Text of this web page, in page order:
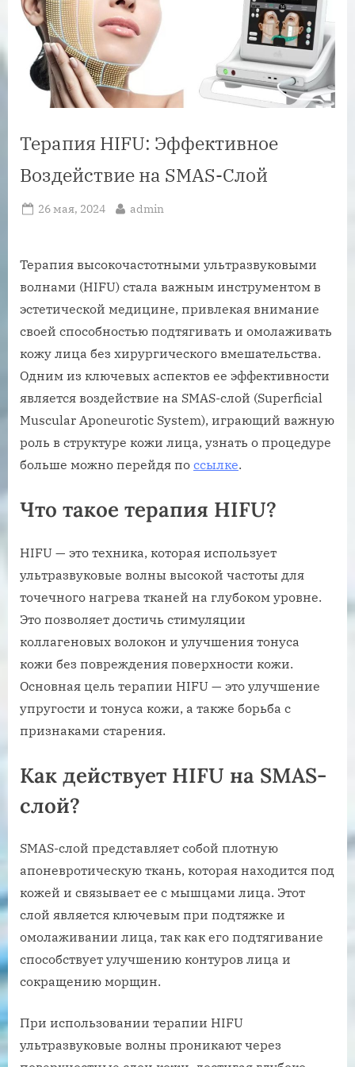
Терапия HIFU: Эффективное
Воздействие на SMAS-Слой
Posted
26 мая, 2024 By
admin
Терапия высокочастотными ультразвуковыми
волнами (HIFU) стала важным инструментом в
эстетической медицине, привлекая внимание
своей способностью подтягивать и омолаживать
кожу лица без хирургического вмешательства.
Одним из ключевых аспектов ее эффективности
является воздействие на SMAS-слой (Superficial
Muscular Aponeurotic System), играющий важную
роль в структуре кожи лица, узнать о процедуре
больше можно перейдя по ссылке.
Что такое терапия HIFU?
HIFU — это техника, которая использует
ультразвуковые волны высокой частоты для
точечного нагрева тканей на глубоком уровне.
Это позволяет достичь стимуляции
коллагеновых волокон и улучшения тонуса
кожи без повреждения поверхности кожи.
Основная цель терапии HIFU — это улучшение
упругости и тонуса кожи, а также борьба с
признаками старения.
Как действует HIFU на SMAS-
слой?
SMAS-слой представляет собой плотную
апоневротическую ткань, которая находится под
кожей и связывает ее с мышцами лица. Этот
слой является ключевым при подтяжке и
омолаживании лица, так как его подтягивание
способствует улучшению контуров лица и
сокращению морщин.
При использовании терапии HIFU
ультразвуковые волны проникают через